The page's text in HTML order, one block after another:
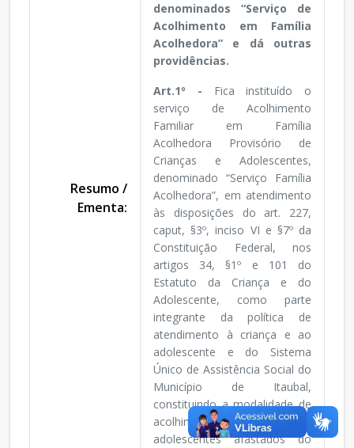
Resumo /
Ementa:
denominados “Serviço de
Acolhimento em Família
Acolhedora” e dá outras
providências.
Art.1º - Fica instituído o
serviço de Acolhimento
Familiar em Família
Acolhedora Provisório de
Crianças e Adolescentes,
denominado “Serviço Família
Acolhedora”, em atendimento
às disposições do art. 227,
caput, §3º, inciso VI e §7º da
Constituição Federal, nos
artigos 34, §1º e 101 do
Estatuto da Criança e do
Adolescente, como parte
integrante da política de
atendimento à criança e ao
adolescente e do Sistema
Único de Assistência Social do
Município de Itaubal,
constituindo a modalidade de
acolhimento para crianças e
adolescentes afastados do